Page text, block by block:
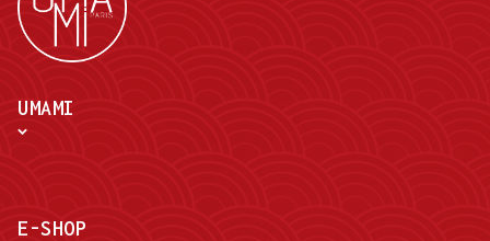
UMAMI
E-SHOP